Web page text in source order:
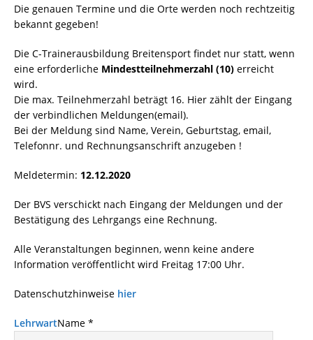
Die genauen Termine und die Orte werden noch rechtzeitig
bekannt gegeben!
Die C-Trainerausbildung Breitensport findet nur statt, wenn
eine erforderliche Mindestteilnehmerzahl (10) erreicht
wird.
Die max. Teilnehmerzahl beträgt 16. Hier zählt der Eingang
der verbindlichen Meldungen(email).
Bei der Meldung sind Name, Verein, Geburtstag, email,
Telefonnr. und Rechnungsanschrift anzugeben !
Meldetermin: 12.12.2020
Der BVS verschickt nach Eingang der Meldungen und der
Bestätigung des Lehrgangs eine Rechnung.
Alle Veranstaltungen beginnen, wenn keine andere
Information veröffentlicht wird Freitag 17:00 Uhr.
Datenschutzhinweise hier
LehrwartName *